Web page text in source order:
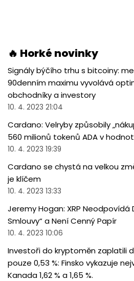
🔥 Horké novinky
Signály býčího trhu s bitcoiny:
90denním maximu vyvolává
obchodníky a investory
10. 4. 2023 21:04
Cardano: Velryby způsobily
560 milionů tokenů ADA v
10. 4. 2023 19:39
Cardano se chystá na velkou
je klíčem
10. 4. 2023 13:33
Jeremy Hogan: XRP Neodpovídá
Smlouvy“ a Není Cenný Papír
10. 4. 2023 10:06
Investoři do kryptoměn zaplatili
pouze 0,53 %: Finsko vykazuje
Kanada 1,62 % a 1,65 %.